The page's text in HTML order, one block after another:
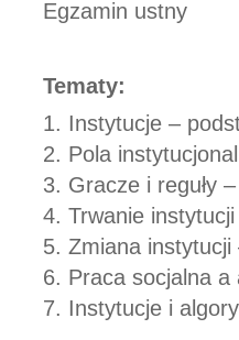
Egzamin ustny
Tematy:
1. Instytucje –
2. Pola
3. Gracze i reguły
4. Trwanie
5. Zmiana
6. Praca socjalna a
7. Instytucje i